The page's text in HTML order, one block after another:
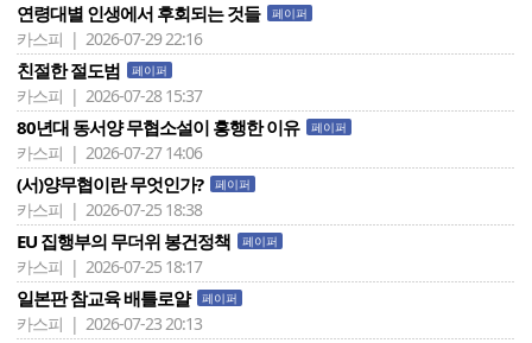
연령대별 인생에서 후회되는 것들 페이퍼
카스피 | 2026-07-29 22:16
친절한 절도범 페이퍼
카스피 | 2026-07-28 15:37
80년대 동서양 무협소설이 흥행한 이유 페이퍼
카스피 | 2026-07-27 14:06
(서)양무협이란 무엇인가? 페이퍼
카스피 | 2026-07-25 18:38
EU 집행부의 무더위 봉건정책 페이퍼
카스피 | 2026-07-25 18:17
일본판 참교육 배틀로얄 페이퍼
카스피 | 2026-07-23 20:13